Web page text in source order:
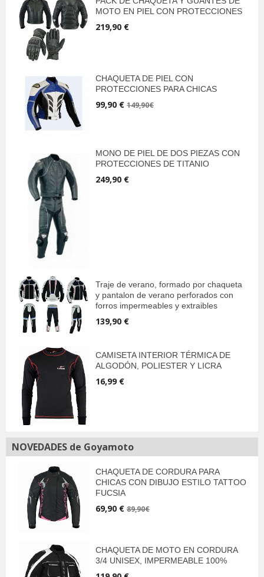
MOTO EN PIEL CON PROTECCIONES
219,90 €
CHAQUETA DE PIEL CON
PROTECCIONES PARA CHICAS
99,90 € 149,90€
MONO DE PIEL DE DOS PIEZAS CON
PROTECCIONES DE TITANIO
249,90 €
Traje de verano, formado por chaqueta
y pantalon de verano perforados con
forros impermeables y extraibles
139,90 €
CAMISETA INTERIOR TÉRMICA DE
ALGODÓN, POLIESTER Y LICRA
16,99 €
NOVEDADES de Goyamoto
CHAQUETA DE CORDURA PARA
CHICAS CON DIBUJO ESTILO TATTOO
FUCSIA
69,90 € 89,90€
CHAQUETA DE MOTO EN CORDURA
3/4 UNISEX, IMPERMEABLE 100%